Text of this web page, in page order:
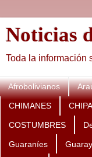
Noticias
Toda la información
Afrobolivianos
CHIMANES
COSTUMBRES
Guaraníes